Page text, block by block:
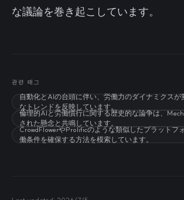
な議論を巻き起こしています。
관련 태그
自動化とAIの台頭に伴い、労働力のダイナミクスが
なトレンドを反映しています。
倫理的AIと労働慣行に関する歴史的な論争は、
された懸念と共鳴しています。
CrowdFlowerやProlificのような類似したプラットフ
働条件を確保する方法を模索しています。